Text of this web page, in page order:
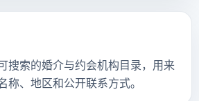
搜索的婚介与约会机构目录，用来
称、地区和公开联系方式。